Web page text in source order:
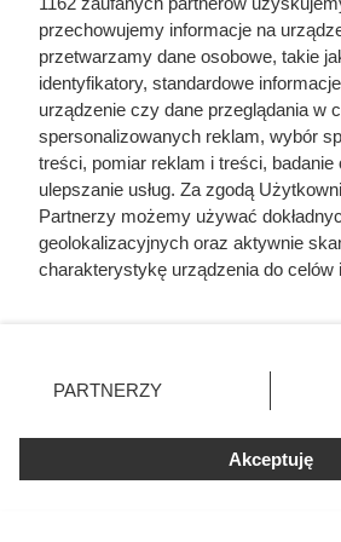
tylko 49,99 zł zamiast 87,99 zł.
inne okazje z gazetki.
Luksusowa kawa w
przechowujemy informacje na
przetwarzamy dane osobowe, takie
identyfikatory, standardowe
urządzenie czy dane przeglądania w
spersonalizowanych reklam, wybór
treści, pomiar reklam i treści, badanie
ulepszanie usług. Za zgodą
Partnerzy możemy używać
geolokalizacyjnych oraz aktywnie
charakterystykę urządzenia do celów
zmienić/wycofać klikając przycisk
znajdujący się w lewym dolnym rogu
rodzaje przetwarzania danych nie
użytkownika, ale masz prawo
przetwarzaniu. Preferencje będą
PARTNERZY
Akceptuję